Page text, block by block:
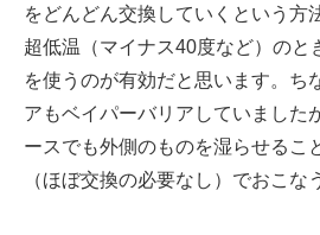
をどんどん交換していくという方
超低温（マイナス40度など）のと
を使うのが有効だと思います。ち
アもベイパーバリアしていました
ースでも外側のものを湿らせるこ
（ほぼ交換の必要なし）でおこな